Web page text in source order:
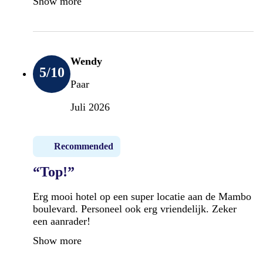
5/10
Wendy
Paar
Juli 2026
Recommended
“Top!”
Erg mooi hotel op een super locatie aan de Mambo
boulevard. Personeel ook erg vriendelijk. Zeker
een aanrader!
Show more